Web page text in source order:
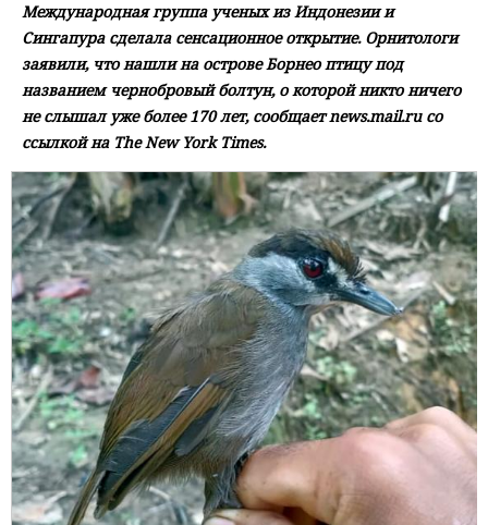
Международная группа ученых из Индонезии и
Сингапура сделала сенсационное открытие. Орнитологи
заявили, что нашли на острове Борнео птицу под
названием чернобровый болтун, о которой никто ничего
не слышал уже более 170 лет, сообщает news.mail.ru со
ссылкой на The New York Times.